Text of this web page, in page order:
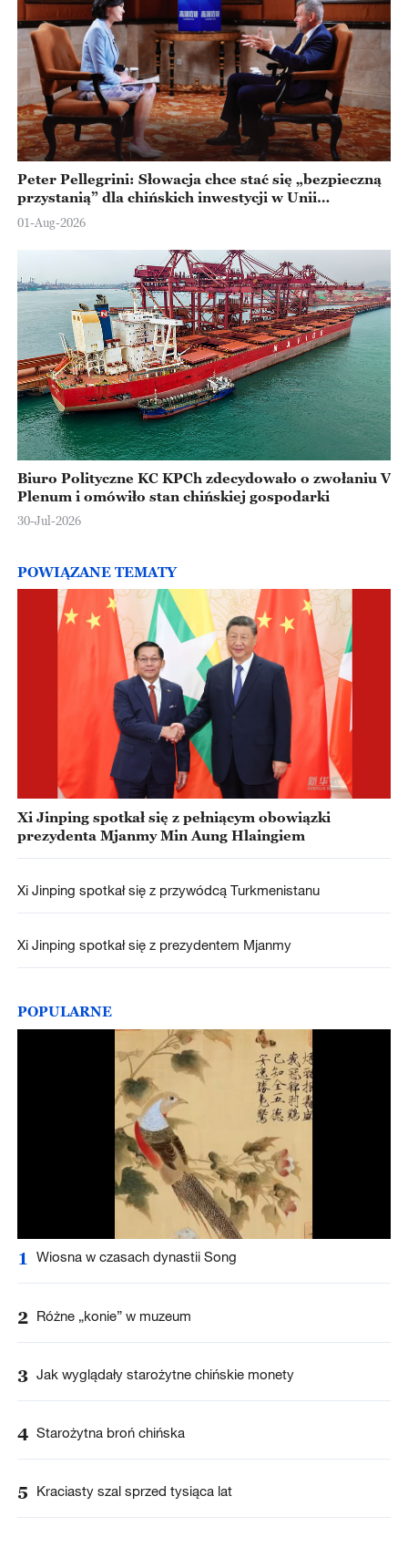
Peter Pellegrini: Słowacja chce stać się „bezpieczną
przystanią” dla chińskich inwestycji w Unii
Europejskiej
01-Aug-2026
Biuro Polityczne KC KPCh zdecydowało o zwołaniu V
Plenum i omówiło stan chińskiej gospodarki
30-Jul-2026
POWIĄZANE TEMATY
Xi Jinping spotkał się z pełniącym obowiązki
prezydenta Mjanmy Min Aung Hlaingiem
Xi Jinping spotkał się z przywódcą Turkmenistanu
Xi Jinping spotkał się z prezydentem Mjanmy
POPULARNE
1 Wiosna w czasach dynastii Song
2 Różne „konie” w muzeum
3 Jak wyglądały starożytne chińskie monety
4 Starożytna broń chińska
5 Kraciasty szal sprzed tysiąca lat